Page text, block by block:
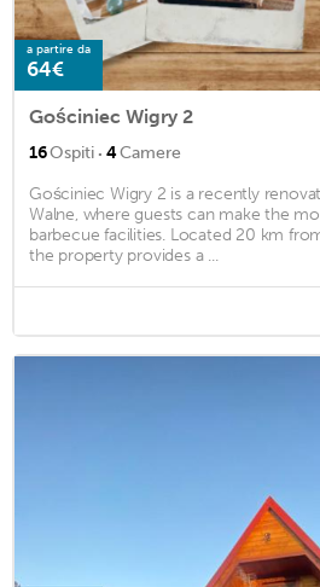
a partire da
64€
Gościniec Wigry 2
16Ospiti · 4Camere
Gościniec Wigry 2 is a recently
Walne, where guests can make the
barbecue facilities. Located 20 km
the property provides a ...